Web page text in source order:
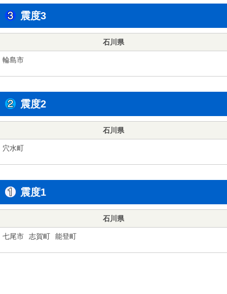
震度3
石川県
輪島市
震度2
石川県
穴水町
震度1
石川県
七尾市 志賀町 能登町